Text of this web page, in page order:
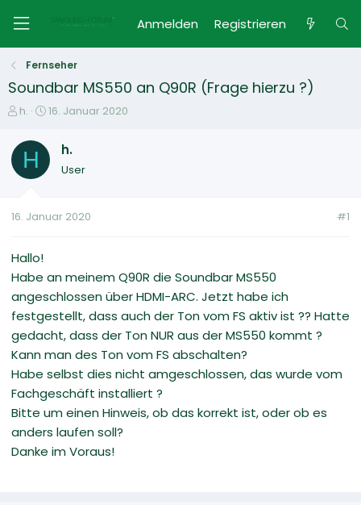
Anmelden Registrieren
Fernseher
Soundbar MS550 an Q90R (Frage hierzu ?)
E
s
e
e
h.
E
t
t
16. Januar 2020
H h.
User
16. Januar 2020 #1
Hallo!
Habe an meinem Q90R die Soundbar MS550
angeschlossen über HDMI-ARC. Jetzt habe ich
festgestellt, dass auch der Ton vom FS aktiv ist ?? Hatte
gedacht, dass der Ton NUR aus der MS550 kommt ?
Kann man des Ton vom FS abschalten?
Habe selbst dies nicht amgeschlossen, das wurde vom
Fachgeschäft installiert ?
Bitte um einen Hinweis, ob das korrekt ist, oder ob es
anders laufen soll?
Danke im Voraus!